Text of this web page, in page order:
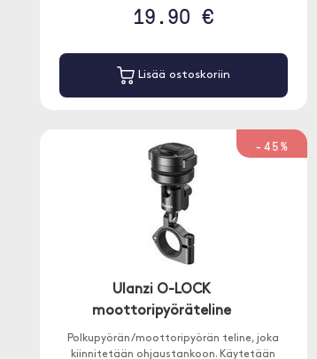
19.90 €
Lisää ostoskoriin
-45%
Ulanzi O-LOCK
moottoripyöräteline
Polkupyörän/moottoripyörän teline, joka
kiinnitetään ohjaustankoon. Käytetään